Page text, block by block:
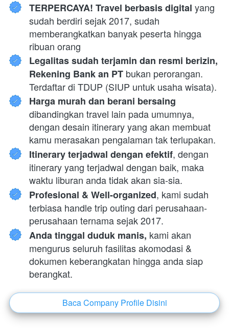
TERPERCAYA! Travel berbasis digital yang
sudah berdiri sejak 2017, sudah
memberangkatkan banyak peserta hingga
ribuan orang
Legalitas sudah terjamin dan resmi berizin,
Rekening Bank an PT bukan perorangan.
Terdaftar di TDUP (SIUP untuk usaha wisata).
dibandingkan travel lain pada umumnya,
dengan desain itinerary yang akan membuat
kamu merasakan pengalaman tak terlupakan.
Itinerary terjadwal dengan efektif, dengan
itinerary yang terjadwal dengan baik, maka
waktu liburan anda tidak akan sia-sia.
Profesional & Well-organized, kami sudah
terbiasa handle trip outing dari perusahaan-
perusahaan ternama sejak 2017.
Anda tinggal duduk manis, kami akan
mengurus seluruh fasilitas akomodasi &
dokumen keberangkatan hingga anda siap
berangkat.
`Baca Company Profile Disini